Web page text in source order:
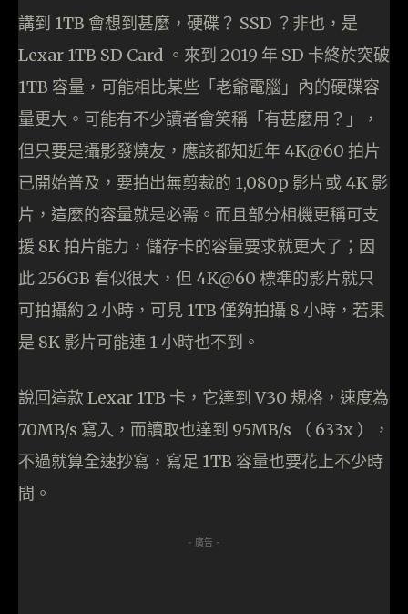
講到 1TB 會想到甚麼，硬碟？ SSD ？非也，是
Lexar 1TB SD Card 。來到 2019 年 SD 卡終於突破
1TB 容量，可能相比某些「老爺電腦」內的硬碟容
量更大。可能有不少讀者會笑稱「有甚麼用？」，
但只要是攝影發燒友，應該都知近年 4K@60 拍片
已開始普及，要拍出無剪裁的 1,080p 影片或 4K 影
片，這麼的容量就是必需。而且部分相機更稱可支
援 8K 拍片能力，儲存卡的容量要求就更大了；因
此 256GB 看似很大，但 4K@60 標準的影片就只
可拍攝約 2 小時，可見 1TB 僅夠拍攝 8 小時，若果
是 8K 影片可能連 1 小時也不到。
說回這款 Lexar 1TB 卡，它達到 V30 規格，速度為
70MB/s 寫入，而讀取也達到 95MB/s （ 633x ），
不過就算全速抄寫，寫足 1TB 容量也要花上不少時
間。
- 廣告 -